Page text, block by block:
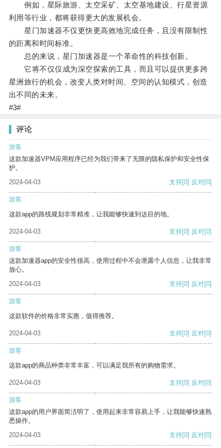
例如，星际旅游、太空采矿、太空基地建设、行星资源
利用等行业，都将获得更大的发展机会。
星门加速器不仅更快更高效地完成任务，且没有限制性
的距离和时间标准。
总的来说，星门加速器是一个革命性的科技创新。
它将不仅仅成为深空探索的工具，而且可以提供更多跨
星洲旅行的机会，改变人类对时间、空间的认知模式，创造
出不同的未来。
#3#
评论
游客
这款加速器VPM应用程序已经为我们带来了无限的隐私保护和安全性保
护。
2024-04-03
支持[0] 反对[0]
游客
这款app的路线规划非常精准，让我能够快速到达目的地。
2024-04-03 支持[0] 反对[0]
游客
这款加速器app的安全性很高，使用过程中不会泄露个人信息，让我非常
放心。
2024-04-03
支持[0] 反对[0]
游客
这款软件的价格非常实惠，值得推荐。
2024-04-03 支持[0] 反对[0]
游客
这款app的商品种类非常丰富，可以满足我所有的购物需求。
2024-04-03 支持[0] 反对[0]
游客
这款app的用户界面简洁明了，使用起来非常容易上手，让我能够快速熟
悉操作。
2024-04-03
支持[0] 反对[0]